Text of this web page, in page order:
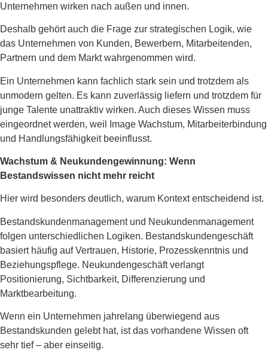
Unternehmen wirken nach außen und innen.
Deshalb gehört auch die Frage zur strategischen Logik, wie
das Unternehmen von Kunden, Bewerbern, Mitarbeitenden,
Partnern und dem Markt wahrgenommen wird.
Ein Unternehmen kann fachlich stark sein und trotzdem als
unmodern gelten. Es kann zuverlässig liefern und trotzdem für
junge Talente unattraktiv wirken. Auch dieses Wissen muss
eingeordnet werden, weil Image Wachstum, Mitarbeiterbindung
und Handlungsfähigkeit beeinflusst.
Wachstum & Neukundengewinnung: Wenn
Bestandswissen nicht mehr reicht
Hier wird besonders deutlich, warum Kontext entscheidend ist.
Bestandskundenmanagement und Neukundenmanagement
folgen unterschiedlichen Logiken. Bestandskundengeschäft
basiert häufig auf Vertrauen, Historie, Prozesskenntnis und
Beziehungspflege. Neukundengeschäft verlangt
Positionierung, Sichtbarkeit, Differenzierung und
Marktbearbeitung.
Wenn ein Unternehmen jahrelang überwiegend aus
Bestandskunden gelebt hat, ist das vorhandene Wissen oft
sehr tief – aber einseitig.